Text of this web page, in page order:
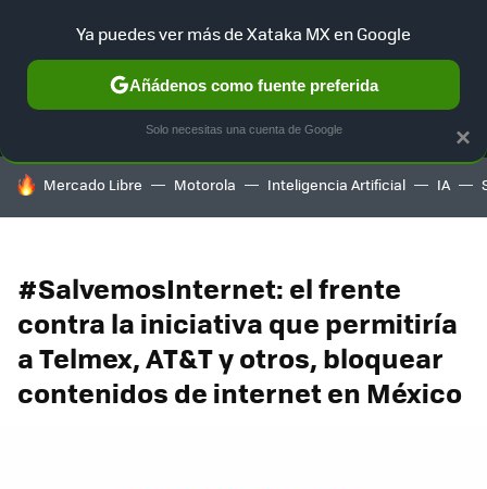
MENÚ NUEVO
GAMING HOME AUTO
HOY SE HABLA DE
Mercado Libre Motorola Inteligencia Artificial IA
#SalvemosInternet: el frente
contra la iniciativa que permitiría
a Telmex, AT&T y otros, bloquear
contenidos de internet en México
×
Ya puedes ver más de Xataka MX en Google
Añádenos como fuente preferida
Solo necesitas una cuenta de Google